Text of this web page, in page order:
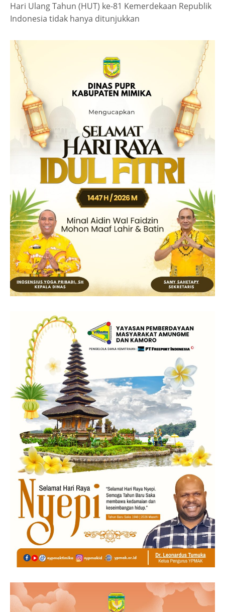
Hari Ulang Tahun (HUT) ke-81 Kemerdekaan Republik
Indonesia tidak hanya ditunjukkan